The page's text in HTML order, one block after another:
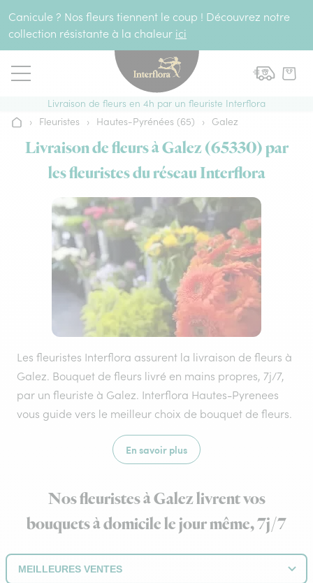
Canicule ? Nos fleurs tiennent le coup ! Découvrez notre
collection résistante à la chaleur ici
Livraison de fleurs en 4h par un fleuriste Interflora
Accueil
› Fleuristes › Hautes-Pyrénées (65) › Galez
Livraison de fleurs à Galez (65330) par
les fleuristes du réseau Interflora
Les fleuristes Interflora assurent la livraison de fleurs à
Galez. Bouquet de fleurs livré en mains propres, 7j/7,
par un fleuriste à Galez. Interflora Hautes-Pyrenees
vous guide vers le meilleur choix de bouquet de fleurs.
En savoir plus
Nos fleuristes à Galez livrent vos
bouquets à domicile le jour même, 7j/7